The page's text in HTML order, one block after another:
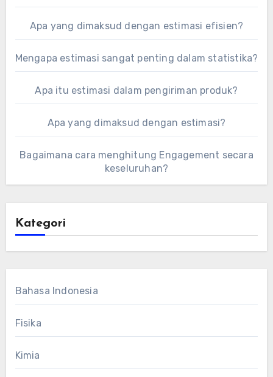
Apa yang dimaksud dengan estimasi efisien?
Mengapa estimasi sangat penting dalam statistika?
Apa itu estimasi dalam pengiriman produk?
Apa yang dimaksud dengan estimasi?
Bagaimana cara menghitung Engagement secara
keseluruhan?
Kategori
Bahasa Indonesia
Fisika
Kimia